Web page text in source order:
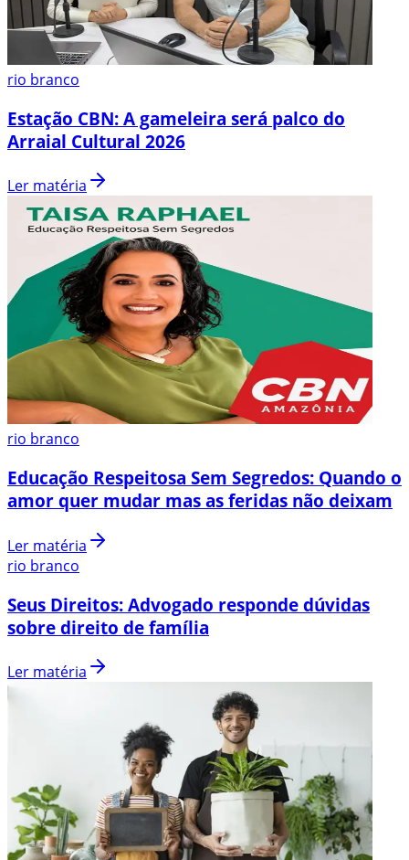
rio branco
Estação CBN: A gameleira será palco do
Arraial Cultural 2026
Ler matéria
rio branco
Educação Respeitosa Sem Segredos: Quando o
amor quer mudar mas as feridas não deixam
Ler matéria
rio branco
Seus Direitos: Advogado responde dúvidas
sobre direito de família
Ler matéria